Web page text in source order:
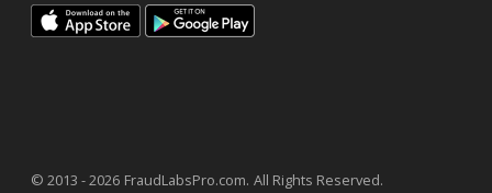
© 2013 - 2026 FraudLabsPro.com. All Rights Reserved.